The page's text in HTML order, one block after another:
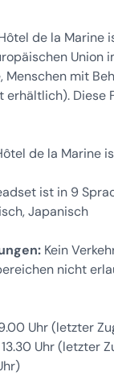
de la Marine
Union
mit
Diese
de la Marine
ist in 9
Japanisch
Kein
nicht
Uhr (letzter
Uhr (letzter